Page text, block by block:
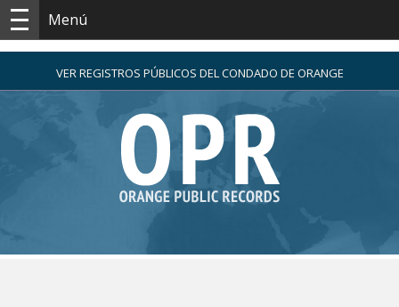
Menú
VER REGISTROS PÚBLICOS DEL CONDADO DE ORANGE